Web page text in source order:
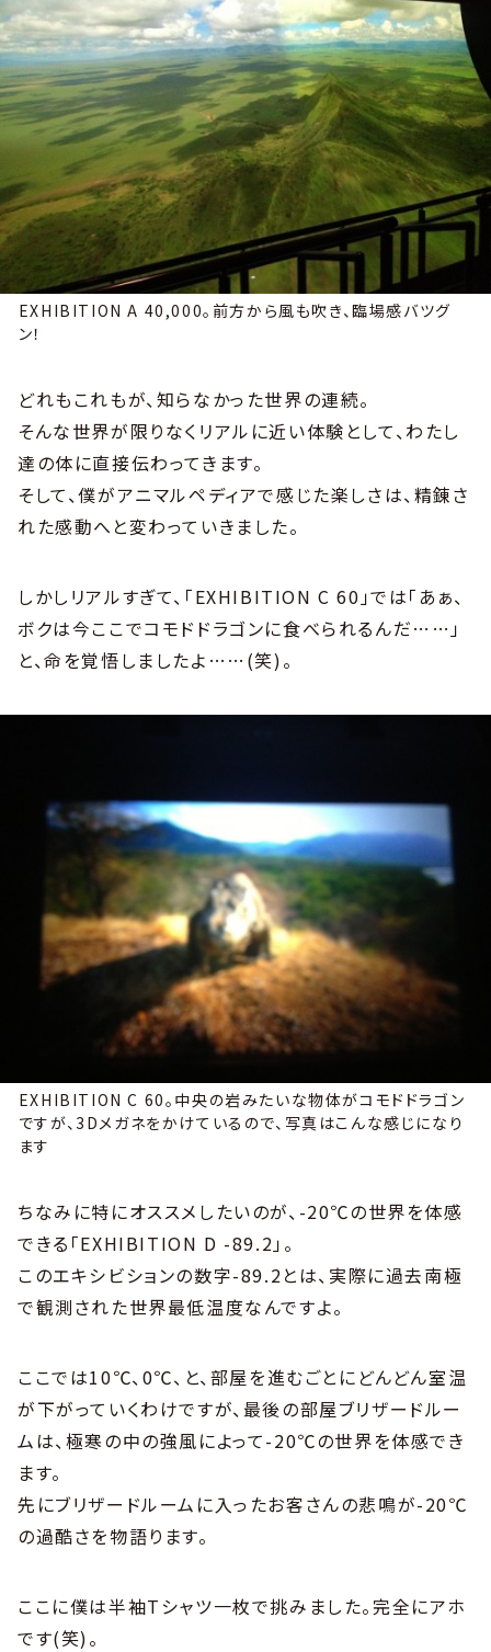
EXHIBITION A 40,000。前方から風も吹き、臨場感バツグ
ン！
どれもこれもが、知らなかった世界の連続。
そんな世界が限りなくリアルに近い体験として、わたし
達の体に直接伝わってきます。
そして、僕がアニマルペディアで感じた楽しさは、精錬さ
れた感動へと変わっていきました。
しかしリアルすぎて、「EXHIBITION C 60」では「あぁ、
ボクは今ここでコモドドラゴンに食べられるんだ……」
と、命を覚悟しましたよ……(笑)。
EXHIBITION C 60。中央の岩みたいな物体がコモドドラゴン
ですが、3Dメガネをかけているので、写真はこんな感じになり
ます
ちなみに特にオススメしたいのが、-20℃の世界を体感
できる「EXHIBITION D -89.2」。
このエキシビションの数字-89.2とは、実際に過去南極
で観測された世界最低温度なんですよ。
ここでは10℃、0℃、と、部屋を進むごとにどんどん室温
が下がっていくわけですが、最後の部屋ブリザードルー
ムは、極寒の中の強風によって-20℃の世界を体感でき
ます。
先にブリザードルームに入ったお客さんの悲鳴が-20℃
の過酷さを物語ります。
ここに僕は半袖Tシャツ一枚で挑みました。完全にアホ
です(笑)。